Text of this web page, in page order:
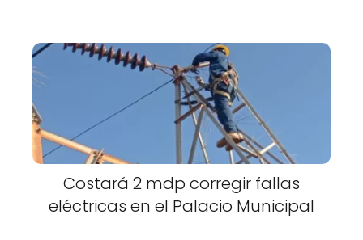
Costará 2 mdp corregir fallas
eléctricas en el Palacio Municipal